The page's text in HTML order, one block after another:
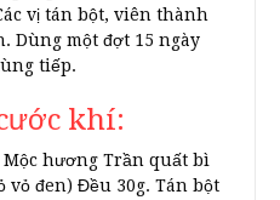
vị tán bột, viên thành
Dùng một đợt 15 ngày
tiếp.
khí:
hương Trần quất bì
đen) Đều 30g. Tán bột